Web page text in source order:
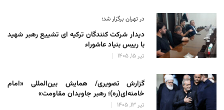
در تهران برگزار شد؛
دیدار شرکت کنندگان ترکیه ای تشییع رهبر شهید
با رییس بنیاد عاشوراء
تیر 15, 1405
گزارش تصویری/ همایش بین‌المللی «امام
خامنه‌ای(ره)؛ رهبر جاویدان مقاومت»
تیر 13, 1405